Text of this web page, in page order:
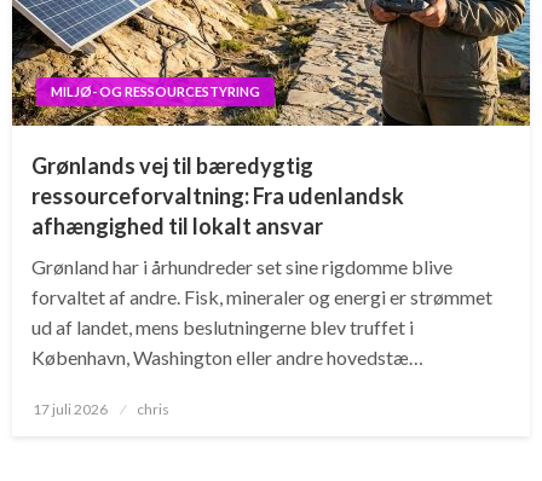
MILJØ- OG RESSOURCESTYRING
Grønlands vej til bæredygtig
ressourceforvaltning: Fra udenlandsk
afhængighed til lokalt ansvar
Grønland har i århundreder set sine rigdomme blive
forvaltet af andre. Fisk, mineraler og energi er strømmet
ud af landet, mens beslutningerne blev truffet i
København, Washington eller andre hovedstæ…
Posted
17 juli 2026 chris